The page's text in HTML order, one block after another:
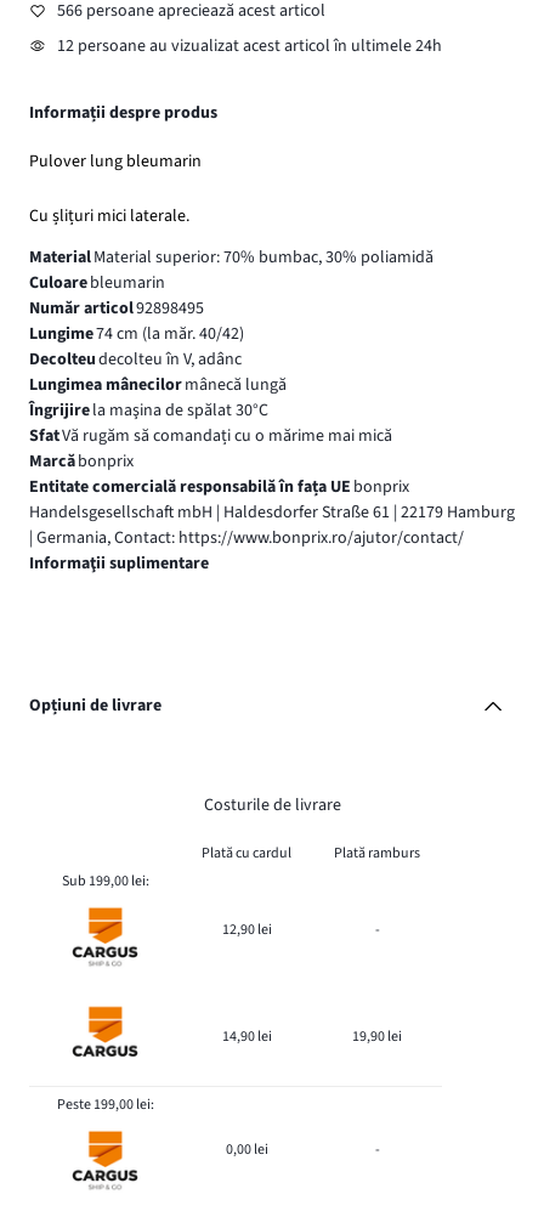
566 persoane apreciează acest articol
12 persoane au vizualizat acest articol în ultimele 24h
Informații despre produs
Pulover lung bleumarin
Cu șlițuri mici laterale.
MaterialMaterial superior: 70% bumbac, 30% poliamidă
Culoarebleumarin
Număr articol92898495
Lungime74 cm (la măr. 40/42)
Decolteudecolteu în V, adânc
Lungimea mânecilormânecă lungă
Îngrijirela maşina de spălat 30°C
SfatVă rugăm să comandați cu o mărime mai mică
Marcăbonprix
Entitate comercială responsabilă în fața UE bonprix
Handelsgesellschaft mbH | Haldesdorfer Straße 61 | 22179 Hamburg
| Germania, Contact: https://www.bonprix.ro/ajutor/contact/
Informaţii suplimentare
Opțiuni de livrare
Costurile de livrare
Plată cu cardul
Plată ramburs
Sub 199,00 lei:
12,90 lei -
14,90 lei 19,90 lei
Peste 199,00 lei:
0,00 lei -